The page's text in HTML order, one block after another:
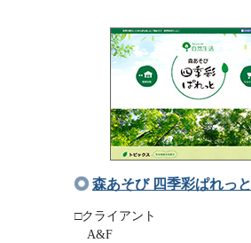
森あそび 四季彩ぱれっと
□クライアント
A&F